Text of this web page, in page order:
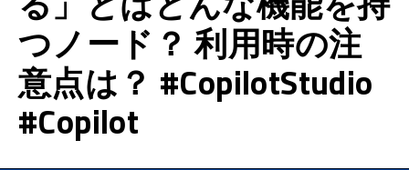
つノード？ 利用時の注
意点は？ #CopilotStudio
#Copilot